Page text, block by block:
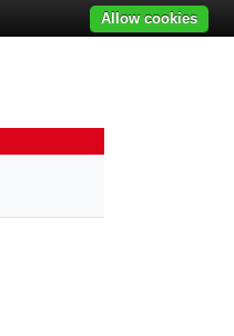
Allow cookies